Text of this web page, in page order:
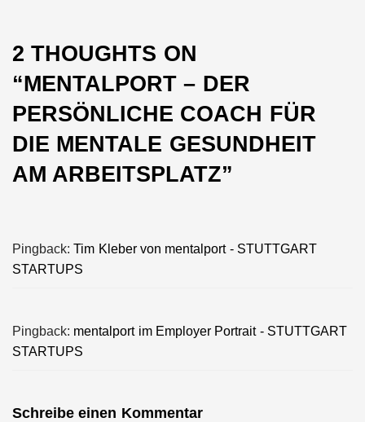
2 THOUGHTS ON
“MENTALPORT – DER
PERSÖNLICHE COACH FÜR
DIE MENTALE GESUNDHEIT
AM ARBEITSPLATZ”
Pingback:Tim Kleber von mentalport - STUTTGART
STARTUPS
Pingback: mentalport im Employer Portrait - STUTTGART
STARTUPS
Schreibe einen Kommentar